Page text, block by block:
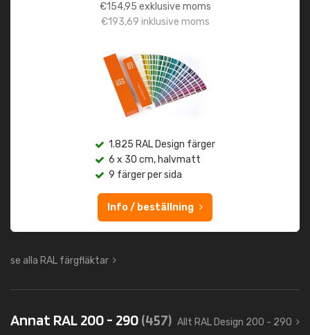
€154,95 exklusive moms
€193,69 inklusive moms
1.825 RAL Design färger
6 x 30 cm, halvmatt
9 färger per sida
Info / beställning
se alla RAL färgfläktar
Annat RAL 200 - 290(457) Allt RAL Design 200 - 290